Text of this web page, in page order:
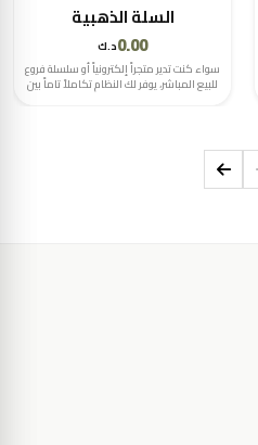
السلة الذهبية
0.00د.ك
سواء كنت تدير متجراً إلكترونياً أو سلسلة فروع
للبيع المباشر، يوفر لك النظام تكاملاً تاماً بين
مبيعاتك وحساباتك المالية لتتمكن من إدارة